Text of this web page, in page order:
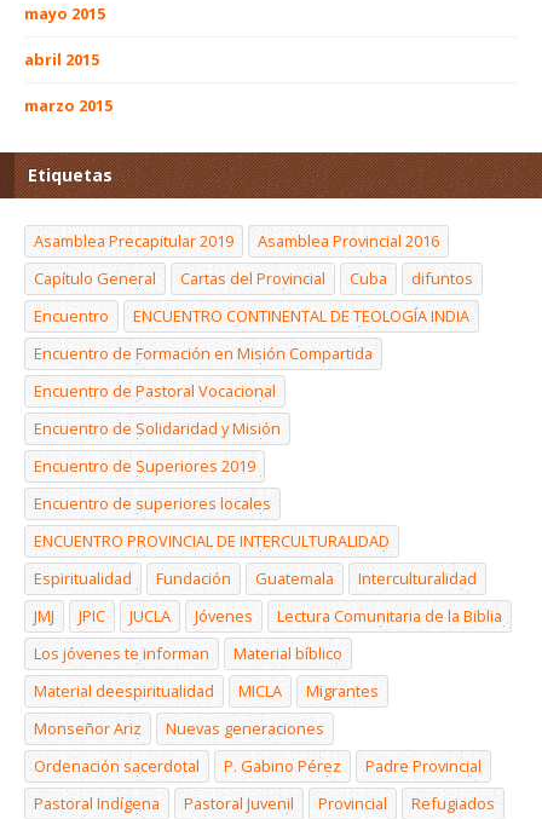
mayo 2015
abril 2015
marzo 2015
Etiquetas
Asamblea Precapitular 2019
Asamblea Provincial 2016
Capítulo General
Cartas del Provincial Cuba
difuntos
Encuentro
ENCUENTRO CONTINENTAL DE TEOLOGÍA INDIA
Encuentro de Formación en Misión Compartida
Encuentro de Pastoral Vocacional
Encuentro de Solidaridad y Misión
Encuentro de Superiores 2019
Encuentro de superiores locales
ENCUENTRO PROVINCIAL DE INTERCULTURALIDAD
Espiritualidad
Fundación Guatemala
Interculturalidad
JMJ
JPIC JUCLA Jóvenes
Lectura Comunitaria de la Biblia
Los jóvenes te informan
Material bíblico
Material deespiritualidad
MICLA
Migrantes
Monseñor Ariz
Nuevas generaciones
Ordenación sacerdotal
P. Gabino Pérez
Padre Provincial
Pastoral Indígena
Pastoral Juvenil Provincial
Refugiados